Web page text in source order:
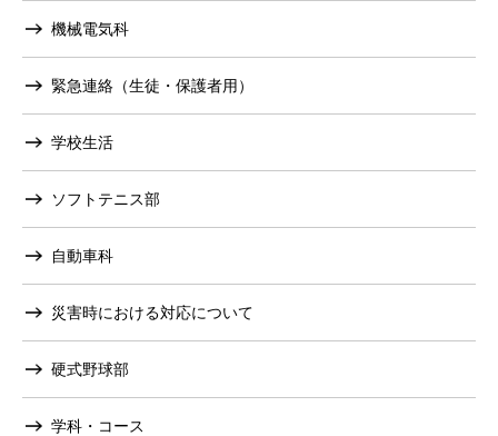
機械電気科
緊急連絡（生徒・保護者用）
学校生活
ソフトテニス部
自動車科
災害時における対応について
硬式野球部
学科・コース